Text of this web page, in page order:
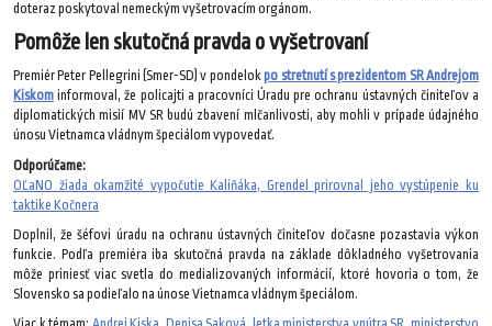
doteraz poskytoval nemeckým vyšetrovacím orgánom.
Pomôže len skutočná pravda o vyšetrovaní
Premiér Peter Pellegrini (Smer-SD) v pondelokpo stretnutí s prezidentom SR Andrejom
Kiskom informoval, že policajti a pracovníci Úradu pre ochranu ústavných činiteľov a
diplomatických misií MV SR budú zbavení mlčanlivosti, aby mohli v prípade údajného
únosu Vietnamca vládnym špeciálom vypovedať.
Odporúčame:
OĽaNO žiada okamžité vypočutie Kaliňáka, Grendel prirovnal jeho vystúpenie ku
taktike Kočnera
Doplnil, že šéfovi úradu na ochranu ústavných činiteľov dočasne pozastavia výkon
funkcie. Podľa premiéra iba skutočná pravda na základe dôkladného vyšetrovania
môže priniesť viac svetla do medializovaných informácií, ktoré hovoria o tom, že
Slovensko sa podieľalo na únose Vietnamca vládnym špeciálom.